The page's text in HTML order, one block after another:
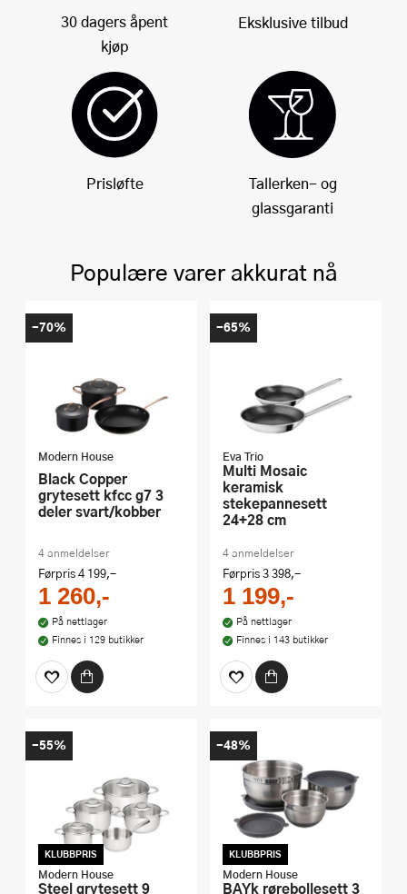
30 dagers åpent
kjøp
Eksklusive tilbud
Prisløfte
Tallerken- og
glassgaranti
Populære varer akkurat nå
Modern House
Black Copper
grytesett kfcc g7 3
deler svart/kobber
4 anmeldelser
Førpris4 199,-
1 260,-
På nettlager
Finnes i 129 butikker
-70%
Eva Trio
Multi Mosaic
keramisk
stekepannesett
24+28 cm
4 anmeldelser
Førpris3 398,-
1 199,-
På nettlager
Finnes i 143 butikker
-65%
KLUBBPRIS
Modern House
Steel grytesett 9
-55%
KLUBBPRIS
Modern House
bAYk rørebollesett 3
-48%